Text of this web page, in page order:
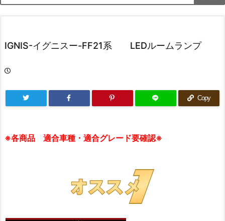
IGNIS-イグニスー-FF21系 LEDルームランプ
Copy
※各商品 適合車種・適合グレード要確認※